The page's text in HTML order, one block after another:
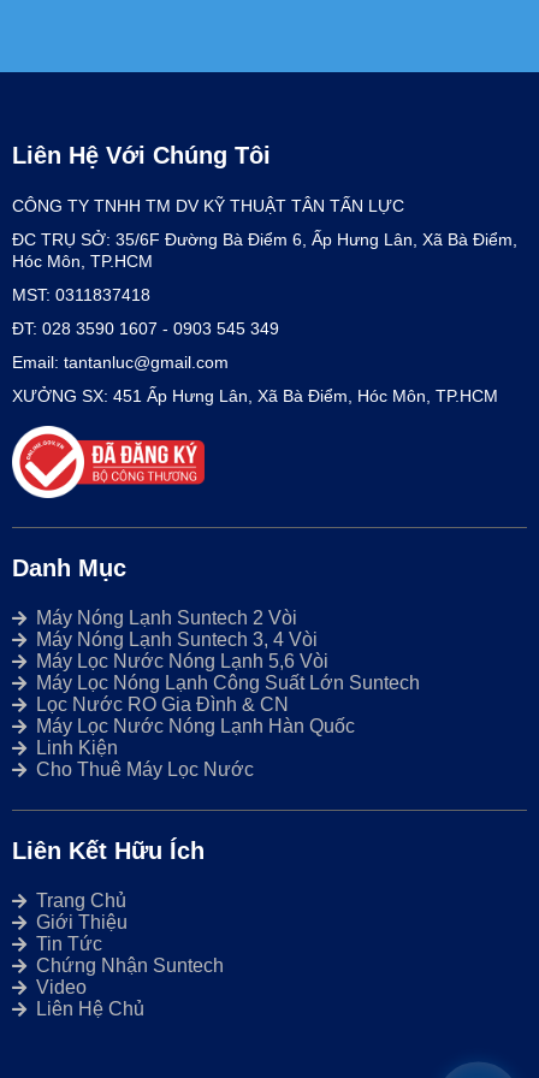
Liên Hệ Với Chúng Tôi
CÔNG TY TNHH TM DV KỸ THUẬT TÂN TẤN LỰC
ĐC TRỤ SỞ: 35/6F Đường Bà Điểm 6, Ấp Hưng Lân, Xã Bà Điểm,
Hóc Môn, TP.HCM
MST: 0311837418
ĐT: 028 3590 1607 - 0903 545 349
Email: tantanluc@gmail.com
XƯỞNG SX: 451 Ấp Hưng Lân, Xã Bà Điểm, Hóc Môn, TP.HCM
Danh Mục
Máy Nóng Lạnh Suntech 2 Vòi
Máy Nóng Lạnh Suntech 3, 4 Vòi
Máy Lọc Nước Nóng Lạnh 5,6 Vòi
Máy Lọc Nóng Lạnh Công Suất Lớn Suntech
Lọc Nước RO Gia Đình & CN
Máy Lọc Nước Nóng Lạnh Hàn Quốc
Linh Kiện
Cho Thuê Máy Lọc Nước
Liên Kết Hữu Ích
Trang Chủ
Giới Thiệu
Tin Tức
Chứng Nhận Suntech
Video
Liên Hệ Chủ